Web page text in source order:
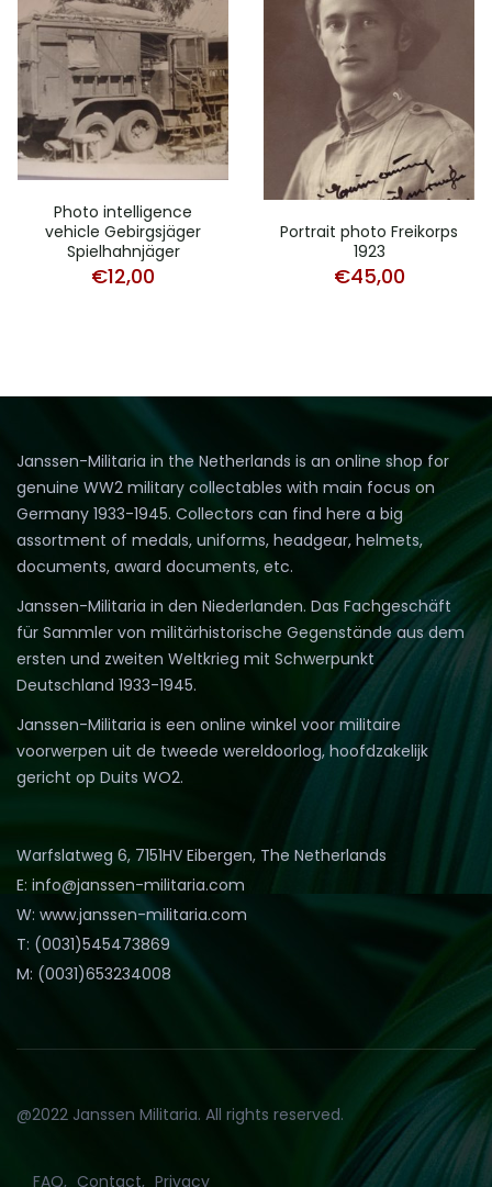
Photo intelligence
vehicle Gebirgsjäger
Spielhahnjäger
€12,00
Portrait photo Freikorps
1923
€45,00
Janssen-Militaria in the Netherlands is an online shop for
genuine WW2 military collectables with main focus on
Germany 1933-1945. Collectors can find here a big
assortment of medals, uniforms, headgear, helmets,
documents, award documents, etc.
Janssen-Militaria in den Niederlanden. Das Fachgeschäft
für Sammler von militärhistorische Gegenstände aus dem
ersten und zweiten Weltkrieg mit Schwerpunkt
Deutschland 1933-1945.
Janssen-Militaria is een online winkel voor militaire
voorwerpen uit de tweede wereldoorlog, hoofdzakelijk
gericht op Duits WO2.
Warfslatweg 6, 7151HV Eibergen, The Netherlands
E: info@janssen-militaria.com
W: www.janssen-militaria.com
T: (0031)545473869
M: (0031)653234008
@2022 Janssen Militaria. All rights reserved.
FAQ Contact Privacy